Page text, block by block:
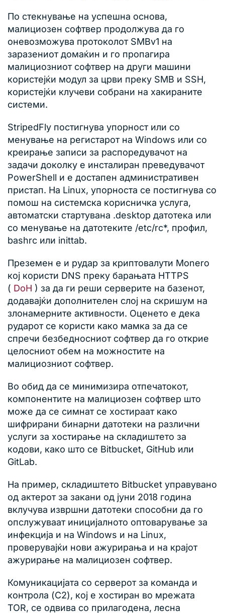
По стекнување на успешна основа,
малициозен софтвер продолжува да го
оневозможува протоколот SMBv1 на
заразениот домаќин и го пропагира
малициозниот софтвер на други машини
користејќи модул за црви преку SMB и SSH,
користејќи клучеви собрани на хакираните
системи.
StripedFly постигнува упорност или со
менување на регистарот на Windows или со
креирање записи за распоредувачот на
задачи доколку е инсталиран преведувачот
PowerShell и е достапен административен
пристап. На Linux, упорноста се постигнува со
помош на системска корисничка услуга,
автоматски стартувана .desktop датотека или
со менување на датотеките /etc/rc*, профил,
bashrc или inittab.
Преземен е и рудар за криптовалути Monero
кој користи DNS преку барањата HTTPS
( DoH ) за да ги реши серверите на базенот,
додавајќи дополнителен слој на скришум на
злонамерните активности. Оценето е дека
рударот се користи како мамка за да се
спречи безбедносниот софтвер да го открие
целосниот обем на можностите на
малициозниот софтвер.
Во обид да се минимизира отпечатокот,
компонентите на малициозен софтвер што
може да се симнат се хостираат како
шифрирани бинарни датотеки на различни
услуги за хостирање на складиштето за
кодови, како што се Bitbucket, GitHub или
GitLab.
На пример, складиштето Bitbucket управувано
од актерот за закани од јуни 2018 година
вклучува извршни датотеки способни да го
опслужуваат иницијалното оптоварување за
инфекција и на Windows и на Linux,
проверувајќи нови ажурирања и на крајот
ажурирање на малициозен софтвер.
Комуникацијата со серверот за команда и
контрола (C2), кој е хостиран во мрежата
TOR, се одвива со прилагодена, лесна